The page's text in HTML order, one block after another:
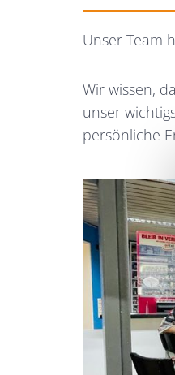
Unser Team
Wir wissen,
unser
persönliche